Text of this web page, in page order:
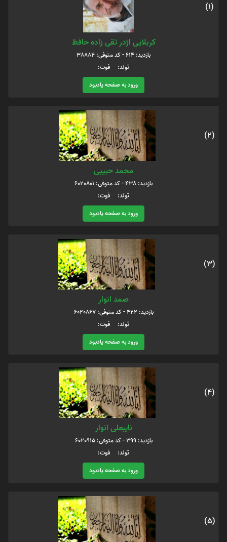
(1)
کربلایی اژدر تقی زاده حافظ
بازدید: 614 - کد متوفی: 38884
تولد: فوت:
ورود به صفحه یادبود
(2)
محمد حبیبی
بازدید: 438 - کد متوفی: 6020801
تولد: فوت:
ورود به صفحه یادبود
(3)
صمد انوار
بازدید: 422 - کد متوفی: 6020867
تولد: فوت:
ورود به صفحه یادبود
(4)
نایبعلی انوار
بازدید: 399 - کد متوفی: 6020915
تولد: فوت:
ورود به صفحه یادبود
(5)